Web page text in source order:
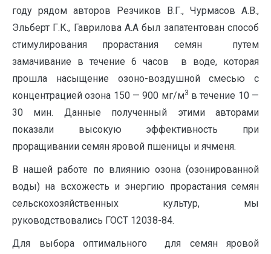
году рядом авторов Резчиков В.Г., Чурмасов А.В.,
Эльберт Г.К., Гаврилова А.А был запатентован способ
стимулирования прорастания семян путем
замачивание в течение 6 часов в воде, которая
прошла насыщение озоно-воздушной смесью с
концентрацией озона 150 — 900 мг/м3 в течение 10 —
30 мин. Данные полученный этими авторами
показали высокую эффективность при
проращивании семян яровой пшеницы и ячменя.
В нашей работе по влиянию озона (озонированной
воды) на всхожесть и энергию прорастания семян
сельскохозяйственных культур, мы
руководствовались ГОСТ 12038-84.
Для выбора оптимального для семян яровой